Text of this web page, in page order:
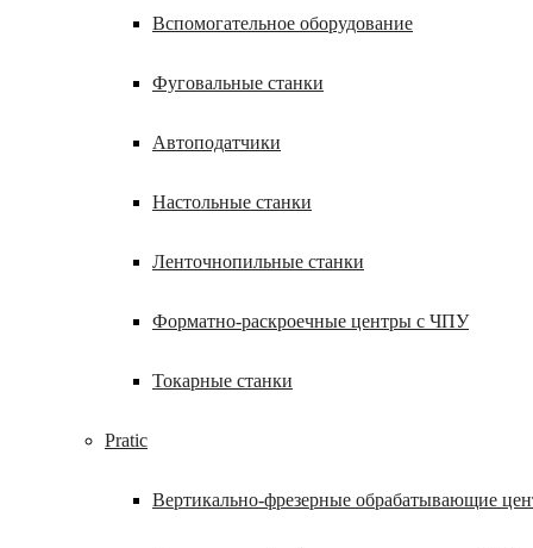
Вспомогательное оборудование
Фуговальные станки
Автоподатчики
Настольные станки
Ленточнопильные станки
Форматно-раскроечные центры с ЧПУ
Токарные станки
Pratic
Вертикально-фрезерные обрабатывающие